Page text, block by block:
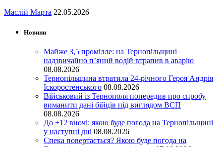
Маслій Марта 22.05.2026
Новини
Майже 3,5 промілле: на Тернопільщині
надзвичайно п’яний водій втрапив в аварію
08.08.2026
Тернопільщина втратила 24-річного Героя Андрія
Іскоростенського 08.08.2026
Військовий із Тернополя попередив про спробу
виманити дані бійців під виглядом ВСП
08.08.2026
До +12 вночі: якою буде погода на Тернопільщині
у наступні дні 08.08.2026
Спека повертається? Якою буде погода на